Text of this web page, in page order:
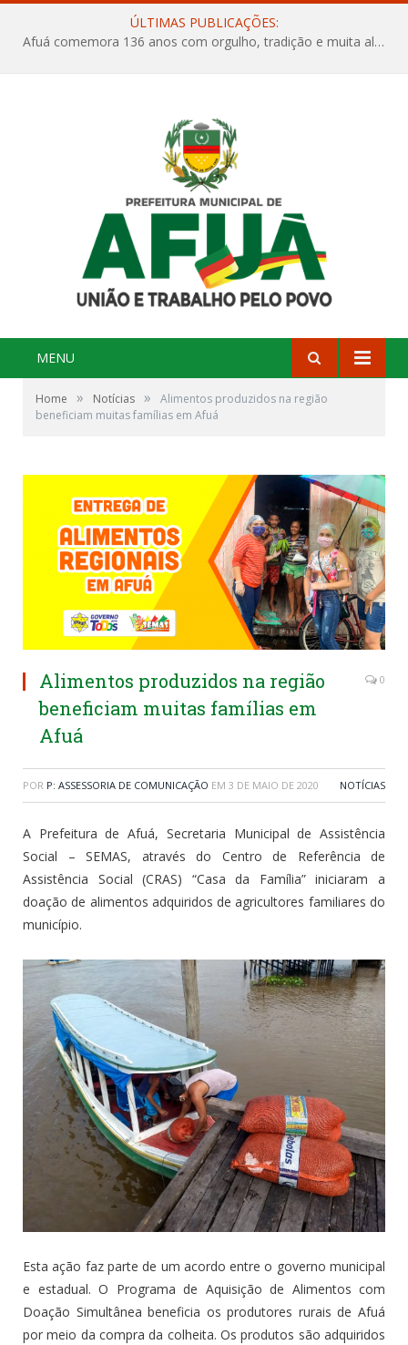
ÚLTIMAS PUBLICAÇÕES:
Afuá comemora 136 anos com orgulho, tradição e muita alegria na Quadra Dr. Nelson Salomão
MENU
Home » Notícias »
Alimentos produzidos na região
beneficiam muitas famílias em Afuá
Alimentos produzidos na região
beneficiam muitas famílias em
Afuá
0
POR P: ASSESSORIA DE COMUNICAÇÃO EM 3 DE MAIO DE 2020 NOTÍCIAS
A Prefeitura de Afuá, Secretaria Municipal de Assistência
Social – SEMAS, através do Centro de Referência de
Assistência Social (CRAS) “Casa da Família” iniciaram a
doação de alimentos adquiridos de agricultores familiares do
município.
Esta ação faz parte de um acordo entre o governo municipal
e estadual. O Programa de Aquisição de Alimentos com
Doação Simultânea beneficia os produtores rurais de Afuá
por meio da compra da colheita. Os produtos são adquiridos